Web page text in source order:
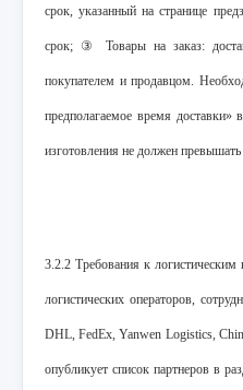
срок, указанный на странице
срок; ③ Товары на заказ:
покупателем и продавцом.
предполагаемое время доставки»
изготовления не должен превышать
3.2.2 Требования к
логистических операторов,
DHL, FedEx, Yanwen Logistics,
опубликует список партнеров в